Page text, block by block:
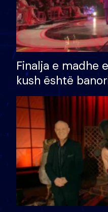
Finalja e madhe
kush është
shtëpinë dhe
të fituar çmimin